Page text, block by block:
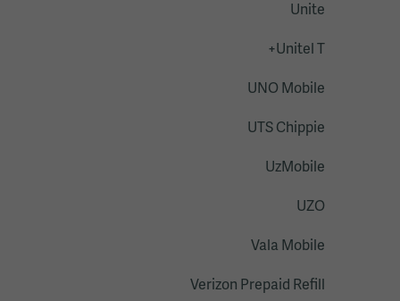
Unite
Unitel T+
UNO Mobile
UTS Chippie
UzMobile
UZO
Vala Mobile
Verizon Prepaid Refill